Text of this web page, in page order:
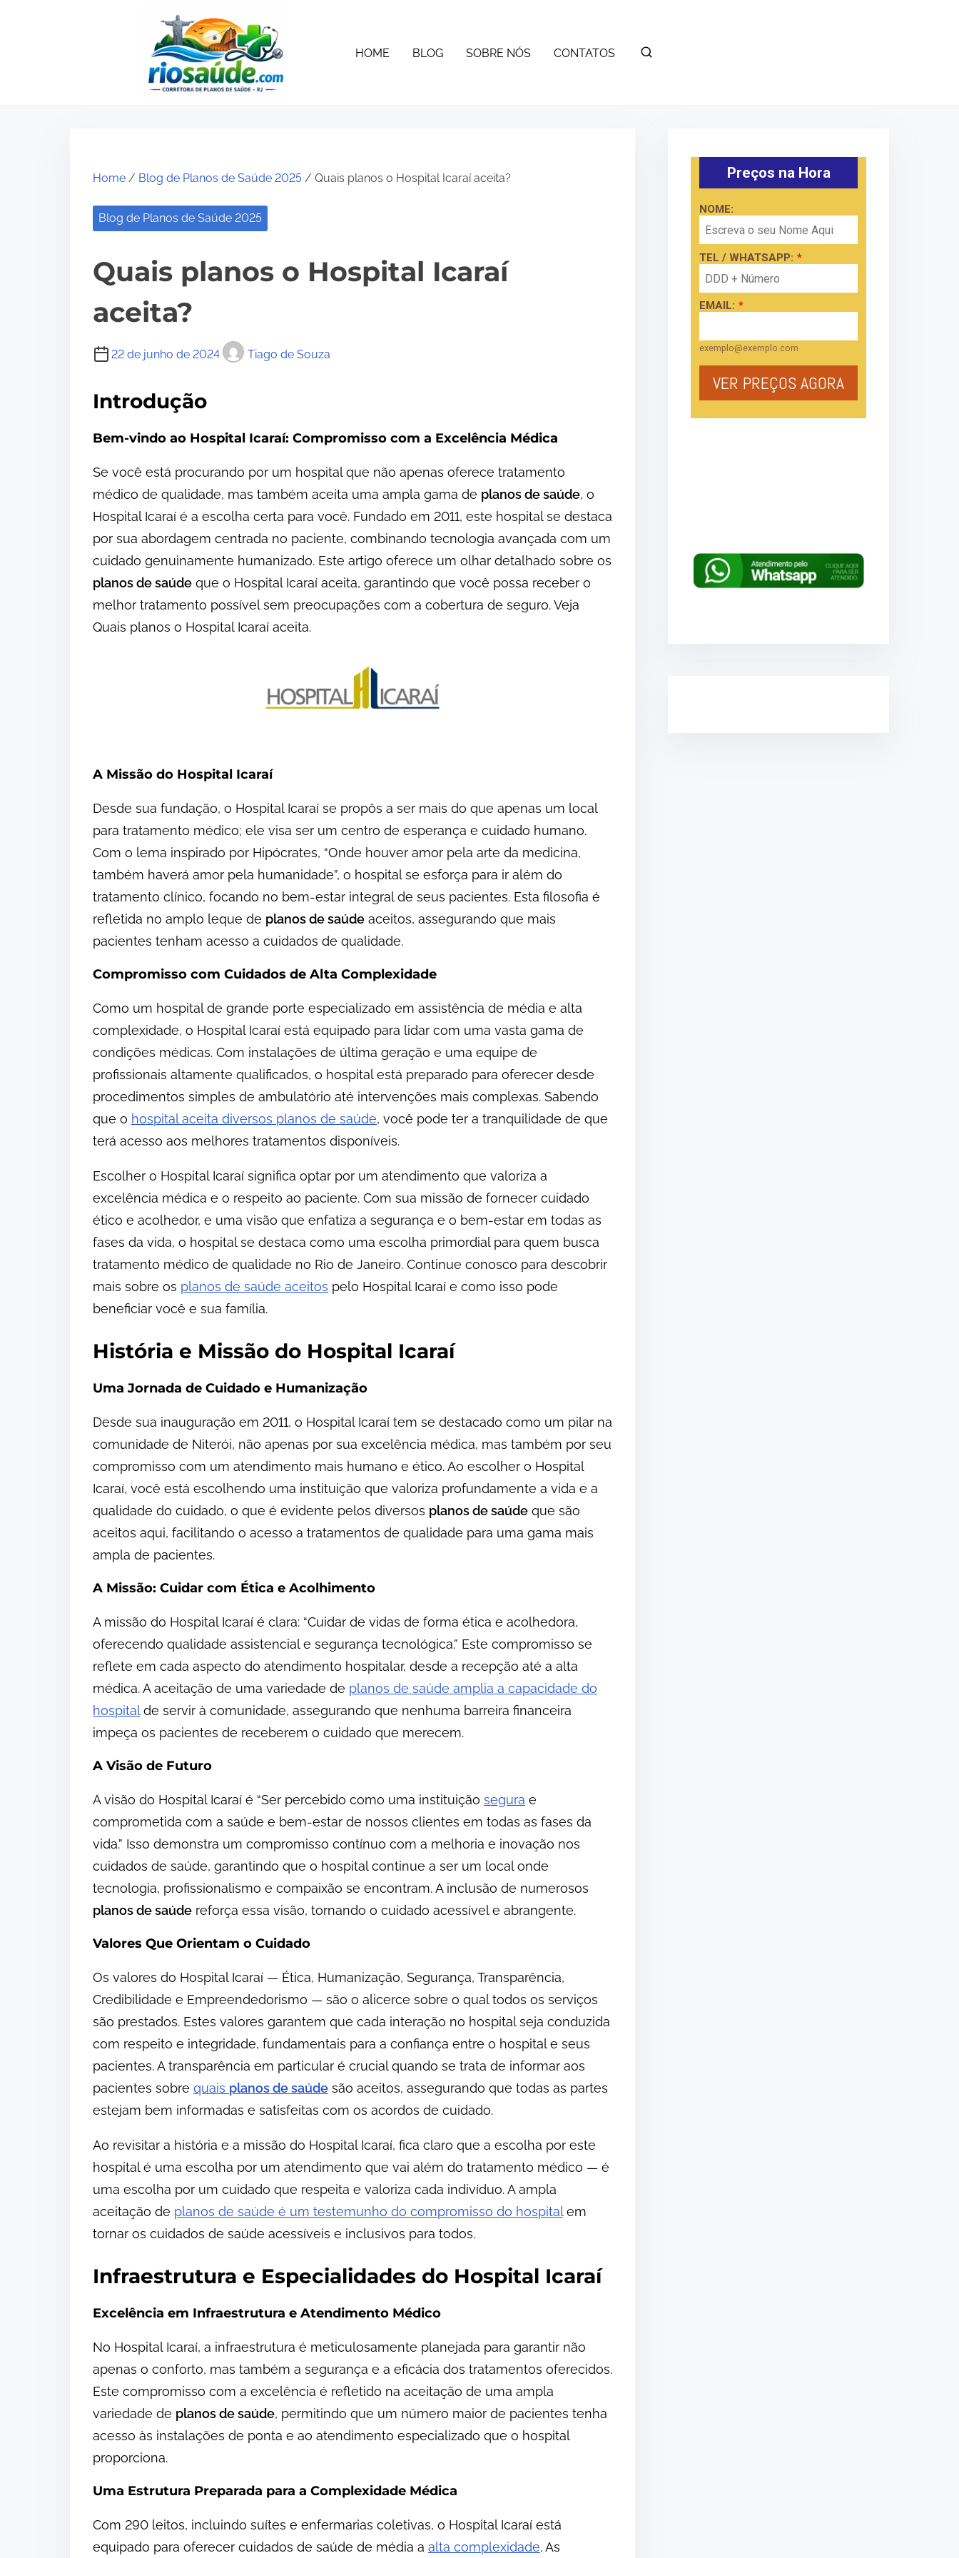
HOME BLOG SOBRE NÓS CONTATOS
Home / Blog de Planos de Saúde 2025 / Quais planos o Hospital Icaraí aceita?
Blog de Planos de Saúde 2025
Quais planos o Hospital Icaraí
aceita?
22 de junho de 2024 Tiago de Souza
Introdução
Bem-vindo ao Hospital Icaraí: Compromisso com a Excelência Médica
Se você está procurando por um hospital que não apenas oferece tratamento
médico de qualidade, mas também aceita uma ampla gama de planos de saúde, o
Hospital Icaraí é a escolha certa para você. Fundado em 2011, este hospital se destaca
por sua abordagem centrada no paciente, combinando tecnologia avançada com um
cuidado genuinamente humanizado. Este artigo oferece um olhar detalhado sobre os
planos de saúde que o Hospital Icaraí aceita, garantindo que você possa receber o
melhor tratamento possível sem preocupações com a cobertura de seguro. Veja
Quais planos o Hospital Icaraí aceita.
A Missão do Hospital Icaraí
Desde sua fundação, o Hospital Icaraí se propôs a ser mais do que apenas um local
para tratamento médico; ele visa ser um centro de esperança e cuidado humano.
Com o lema inspirado por Hipócrates, “Onde houver amor pela arte da medicina,
também haverá amor pela humanidade”, o hospital se esforça para ir além do
tratamento clínico, focando no bem-estar integral de seus pacientes. Esta filosofia é
refletida no amplo leque de planos de saúde aceitos, assegurando que mais
pacientes tenham acesso a cuidados de qualidade.
Compromisso com Cuidados de Alta Complexidade
Como um hospital de grande porte especializado em assistência de média e alta
complexidade, o Hospital Icaraí está equipado para lidar com uma vasta gama de
condições médicas. Com instalações de última geração e uma equipe de
profissionais altamente qualificados, o hospital está preparado para oferecer desde
procedimentos simples de ambulatório até intervenções mais complexas. Sabendo
que o hospital aceita diversos planos de saúde, você pode ter a tranquilidade de que
terá acesso aos melhores tratamentos disponíveis.
Escolher o Hospital Icaraí significa optar por um atendimento que valoriza a
excelência médica e o respeito ao paciente. Com sua missão de fornecer cuidado
ético e acolhedor, e uma visão que enfatiza a segurança e o bem-estar em todas as
fases da vida, o hospital se destaca como uma escolha primordial para quem busca
tratamento médico de qualidade no Rio de Janeiro. Continue conosco para descobrir
mais sobre os planos de saúde aceitos pelo Hospital Icaraí e como isso pode
beneficiar você e sua família.
História e Missão do Hospital Icaraí
Uma Jornada de Cuidado e Humanização
Desde sua inauguração em 2011, o Hospital Icaraí tem se destacado como um pilar na
comunidade de Niterói, não apenas por sua excelência médica, mas também por seu
compromisso com um atendimento mais humano e ético. Ao escolher o Hospital
Icaraí, você está escolhendo uma instituição que valoriza profundamente a vida e a
qualidade do cuidado, o que é evidente pelos diversos planos de saúde que são
aceitos aqui, facilitando o acesso a tratamentos de qualidade para uma gama mais
ampla de pacientes.
A Missão: Cuidar com Ética e Acolhimento
A missão do Hospital Icaraí é clara: “Cuidar de vidas de forma ética e acolhedora,
oferecendo qualidade assistencial e segurança tecnológica.” Este compromisso se
reflete em cada aspecto do atendimento hospitalar, desde a recepção até a alta
médica. A aceitação de uma variedade de planos de saúde amplia a capacidade do
hospitalde servir à comunidade, assegurando que nenhuma barreira financeira
impeça os pacientes de receberem o cuidado que merecem.
A Visão de Futuro
A visão do Hospital Icaraí é “Ser percebido como uma instituição segura e
comprometida com a saúde e bem-estar de nossos clientes em todas as fases da
vida.” Isso demonstra um compromisso contínuo com a melhoria e inovação nos
cuidados de saúde, garantindo que o hospital continue a ser um local onde
tecnologia, profissionalismo e compaixão se encontram. A inclusão de numerosos
planos de saúde reforça essa visão, tornando o cuidado acessível e abrangente.
Valores Que Orientam o Cuidado
Os valores do Hospital Icaraí — Ética, Humanização, Segurança, Transparência,
Credibilidade e Empreendedorismo — são o alicerce sobre o qual todos os serviços
são prestados. Estes valores garantem que cada interação no hospital seja conduzida
com respeito e integridade, fundamentais para a confiança entre o hospital e seus
pacientes. A transparência em particular é crucial quando se trata de informar aos
pacientes sobre quais planos de saúde são aceitos, assegurando que todas as partes
estejam bem informadas e satisfeitas com os acordos de cuidado.
Ao revisitar a história e a missão do Hospital Icaraí, fica claro que a escolha por este
hospital é uma escolha por um atendimento que vai além do tratamento médico — é
uma escolha por um cuidado que respeita e valoriza cada indivíduo. A ampla
aceitação de planos de saúde é um testemunho do compromisso do hospitalem
tornar os cuidados de saúde acessíveis e inclusivos para todos.
Infraestrutura e Especialidades do Hospital Icaraí
Excelência em Infraestrutura e Atendimento Médico
No Hospital Icaraí, a infraestrutura é meticulosamente planejada para garantir não
apenas o conforto, mas também a segurança e a eficácia dos tratamentos oferecidos.
Este compromisso com a excelência é refletido na aceitação de uma ampla
variedade de planos de saúde, permitindo que um número maior de pacientes tenha
acesso às instalações de ponta e ao atendimento especializado que o hospital
proporciona.
Uma Estrutura Preparada para a Complexidade Médica
Com 290 leitos, incluindo suítes e enfermarias coletivas, o Hospital Icaraí está
equipado para oferecer cuidados de saúde de média a alta complexidade. As